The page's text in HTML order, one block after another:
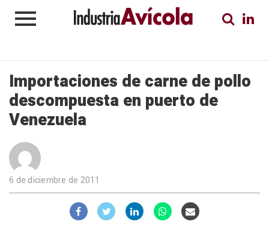
Importaciones de carne de pollo
descompuesta en puerto de
Venezuela
6 de diciembre de 2011